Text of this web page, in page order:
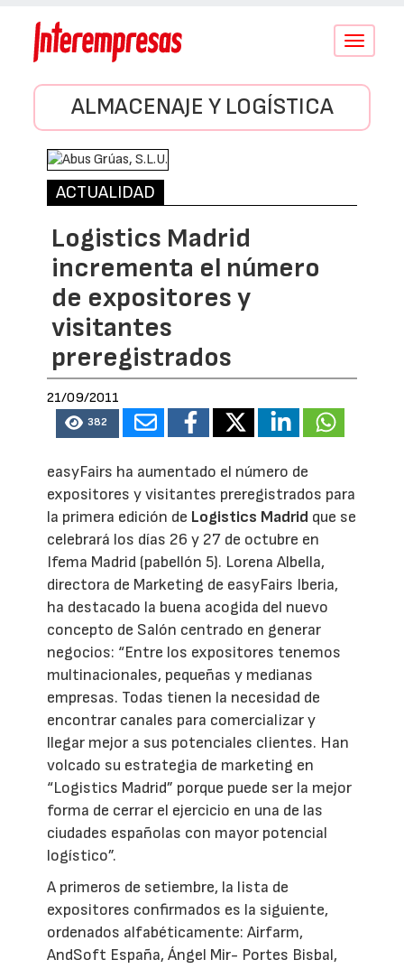
Conmutar
ALMACENAJE Y LOGÍSTICA
ACTUALIDAD
Logistics Madrid
incrementa el número
de expositores y
visitantes
preregistrados
21/09/2011
382
easyFairs ha aumentado el número de
expositores y visitantes preregistrados para
la primera edición de Logistics Madrid que se
celebrará los días 26 y 27 de octubre en
Ifema Madrid (pabellón 5). Lorena Albella,
directora de Marketing de easyFairs Iberia,
ha destacado la buena acogida del nuevo
concepto de Salón centrado en generar
negocios: “Entre los expositores tenemos
multinacionales, pequeñas y medianas
empresas. Todas tienen la necesidad de
encontrar canales para comercializar y
llegar mejor a sus potenciales clientes. Han
volcado su estrategia de marketing en
“Logistics Madrid” porque puede ser la mejor
forma de cerrar el ejercicio en una de las
ciudades españolas con mayor potencial
logístico”.
A primeros de setiembre, la lista de
expositores confirmados es la siguiente,
ordenados alfabéticamente: Airfarm,
AndSoft España, Ángel Mir- Portes Bisbal,